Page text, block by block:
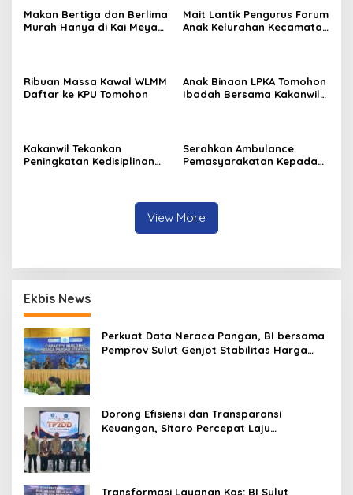
Makan Bertiga dan Berlima
Murah Hanya di Kai Meya
Mait Lantik Pengurus Forum
Anak Kelurahan Kecamatan
Ribuan Massa Kawal WLMM
Daftar ke KPU Tomohon
Anak Binaan LPKA Tomohon
Ibadah Bersama Kakanwil
Kakanwil Tekankan
Peningkatan Kedisiplinan
Serahkan Ambulance
Pemasyarakatan Kepada
View More
Ekbis News
Perkuat Data Neraca Pangan, BI bersama
Pemprov Sulut Genjot Stabilitas Harga
Dorong Efisiensi dan Transparansi
Keuangan, Sitaro Percepat Laju
Transformasi Layanan Kas: BI Sulut